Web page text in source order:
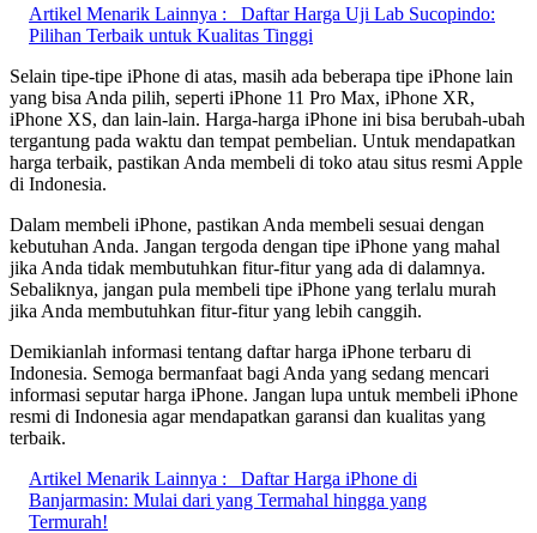
Artikel Menarik Lainnya :
Daftar Harga Uji Lab Sucopindo:
Pilihan Terbaik untuk Kualitas Tinggi
Selain tipe-tipe iPhone di atas, masih ada beberapa tipe iPhone lain
yang bisa Anda pilih, seperti iPhone 11 Pro Max, iPhone XR,
iPhone XS, dan lain-lain. Harga-harga iPhone ini bisa berubah-ubah
tergantung pada waktu dan tempat pembelian. Untuk mendapatkan
harga terbaik, pastikan Anda membeli di toko atau situs resmi Apple
di Indonesia.
Dalam membeli iPhone, pastikan Anda membeli sesuai dengan
kebutuhan Anda. Jangan tergoda dengan tipe iPhone yang mahal
jika Anda tidak membutuhkan fitur-fitur yang ada di dalamnya.
Sebaliknya, jangan pula membeli tipe iPhone yang terlalu murah
jika Anda membutuhkan fitur-fitur yang lebih canggih.
Demikianlah informasi tentang daftar harga iPhone terbaru di
Indonesia. Semoga bermanfaat bagi Anda yang sedang mencari
informasi seputar harga iPhone. Jangan lupa untuk membeli iPhone
resmi di Indonesia agar mendapatkan garansi dan kualitas yang
terbaik.
Artikel Menarik Lainnya :
Daftar Harga iPhone di
Banjarmasin: Mulai dari yang Termahal hingga yang
Termurah!